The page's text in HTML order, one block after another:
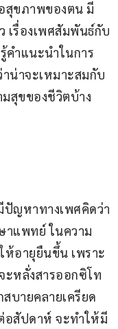
สุขภาพของตน มี
เรื่องเพศสัมพันธ์กับ
คำแนะนำในการ
น่าจะเหมาะสมกับ
สุขของชีวิตบ้าง
ญหาทางเพศคิดว่า
าแพทย์ ในความ
ห้อายุยืนขึ้น เพราะ
ะหลั่งสารออกซิโท
บายคลายเครียด
อสัปดาห์ จะทำให้มี